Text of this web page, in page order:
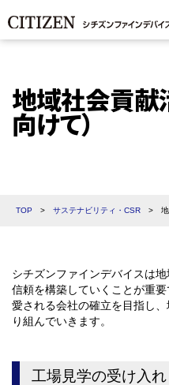
地域社会貢献
向けて）
TOP > サステナビリティ・CSR >
シチズンファインデバイスは
信頼を構築していくことが重
愛される会社の確立を目指し
り組んでいきます。
工場見学の受け入れ